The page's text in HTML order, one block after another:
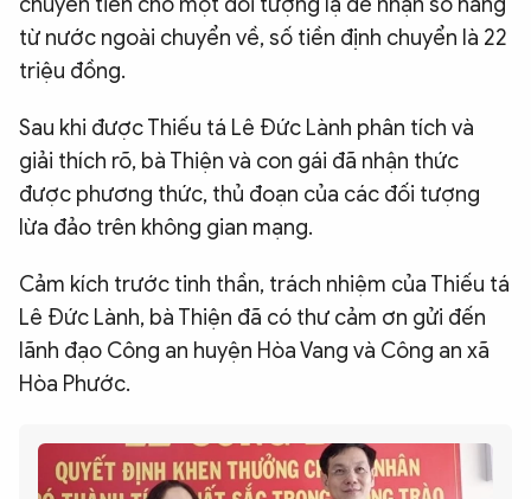
từ nước ngoài chuyển về, số tiền định chuyển là 22
triệu đồng.
Sau khi được Thiếu tá Lê Đức Lành phân tích và
giải thích rõ, bà Thiện và con gái đã nhận thức
được phương thức, thủ đoạn của các đối tượng
lừa đảo trên không gian mạng.
Cảm kích trước tinh thần, trách nhiệm của Thiếu tá
Lê Đức Lành, bà Thiện đã có thư cảm ơn gửi đến
lãnh đạo Công an huyện Hòa Vang và Công an xã
Hòa Phước.